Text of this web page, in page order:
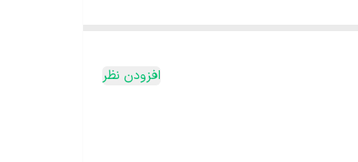
افزودن نظر